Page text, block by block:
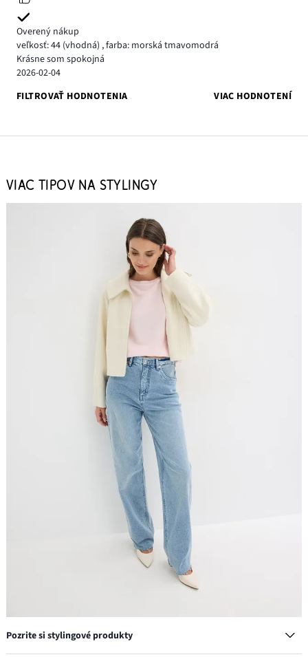
Overený nákup
veľkosť: 44 (vhodná) ,farba: morská tmavomodrá
Krásne som spokojná
2026-02-04
FILTROVAŤ HODNOTENIA
VIAC HODNOTENÍ
VIAC TIPOV NA STYLINGY
Pozrite si stylingové produkty